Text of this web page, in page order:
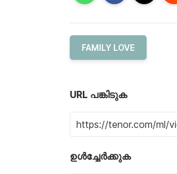
FAMILY LOVE
URL പങ്കിടുക
ഉൾച്ചേർക്കുക